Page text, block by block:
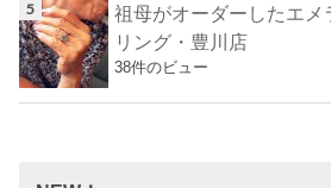
祖母がオーダーしたエメ
リング・豊川店
38件のビュー